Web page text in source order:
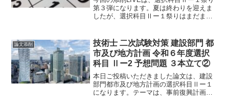
第３弾になります。夏は終わりを迎えま
したが、選択科目Ⅱー１祭りはまだまだ
す。持続可能な都市運営は、今後不可欠
になるでしょう。
論文添削
技術士 二次試験対策 建設部門 都
市及び地方計画 令和６年度選択
科目 Ⅱー2 予想問題 ３本立て②
本日ご投稿いただきました論文は、建設
部門都市及び地方計画の選択科目Ⅱー１
になります。テーマは、事前復興計画、